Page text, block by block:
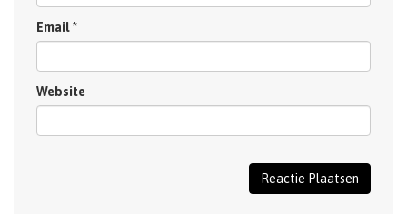
Email *
Website